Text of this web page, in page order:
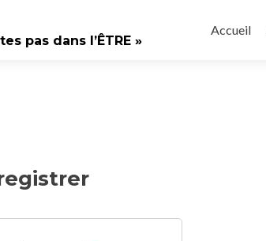
pas dans l’ÊTRE »
au
Accueil